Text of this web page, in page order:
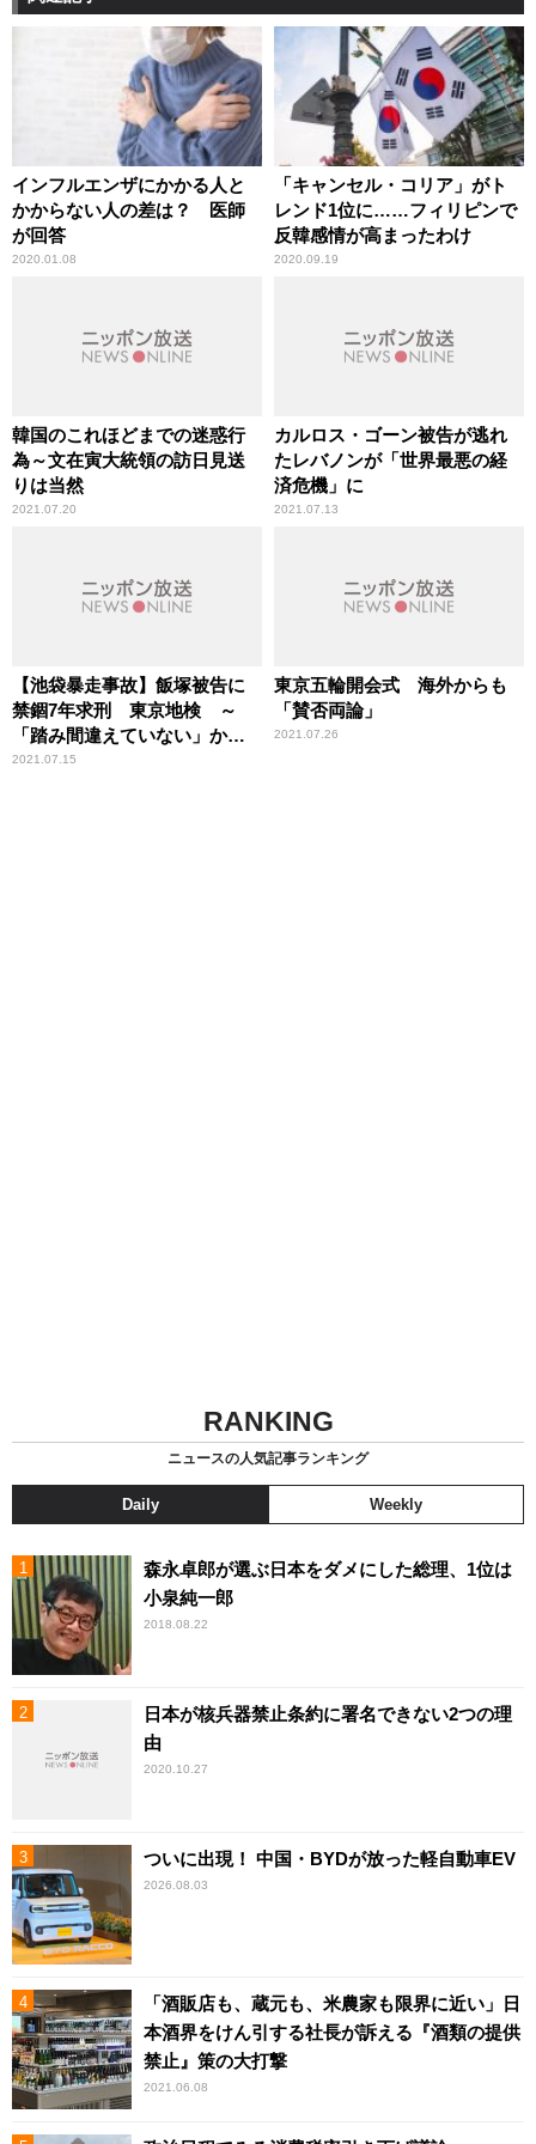
インフルエンザにかかる人と
かからない人の差は？ 医師
が回答
2020.01.08
「キャンセル・コリア」がト
レンド1位に……フィリピンで
反韓感情が高まったわけ
2020.09.19
韓国のこれほどまでの迷惑行
為～文在寅大統領の訪日見送
りは当然
2021.07.20
カルロス・ゴーン被告が逃れ
たレバノンが「世界最悪の経
済危機」に
2021.07.13
【池袋暴走事故】飯塚被告に
禁錮7年求刑 東京地検 ～
「踏み間違えていない」かど
うかは「イベントデータレコ
2021.07.15
東京五輪開会式 海外からも
「賛否両論」
2021.07.26
RANKING
ニュースの人気記事ランキング
Daily Weekly
森永卓郎が選ぶ日本をダメにした総理、1位は
小泉純一郎
2018.08.22
日本が核兵器禁止条約に署名できない2つの理
由
2020.10.27
ついに出現！ 中国・BYDが放った軽自動車EV
2026.08.03
「酒販店も、蔵元も、米農家も限界に近い」日
本酒界をけん引する社長が訴える『酒類の提供
禁止』策の大打撃
2021.06.08